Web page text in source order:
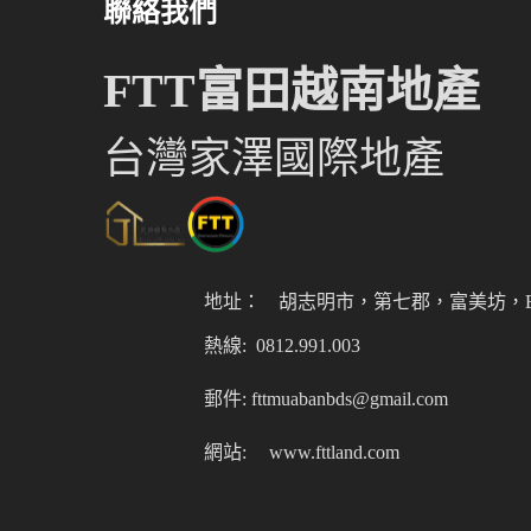
聯絡我們
FTT富田越南地產
台灣家澤國際地產
地址： 胡志明市，第七郡，富美坊，
熱線: 0812.991.003
郵件: fttmuabanbds@gmail.com
網站: www.fttland.com